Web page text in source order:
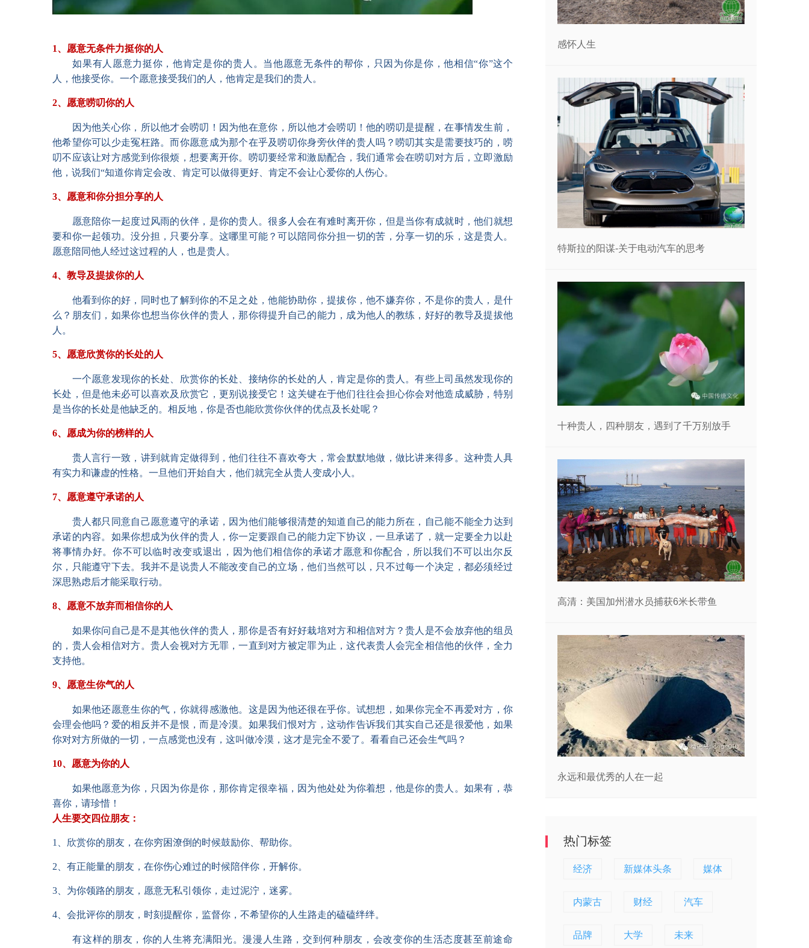
1、愿意无条件力挺你的人
如果有人愿意力挺你，他肯定是你的贵人。当他愿意无条件的帮你，只因为你是你，他相信“你”这个
人，他接受你。一个愿意接受我们的人，他肯定是我们的贵人。
2、愿意唠叨你的人
因为他关心你，所以他才会唠叨！因为他在意你，所以他才会唠叨！他的唠叨是提醒，在事情发生前，
他希望你可以少走冤枉路。而你愿意成为那个在乎及唠叨你身旁伙伴的贵人吗？唠叨其实是需要技巧的，唠
叨不应该让对方感觉到你很烦，想要离开你。唠叨要经常和激励配合，我们通常会在唠叨对方后，立即激励
他，说我们“知道你肯定会改、肯定可以做得更好、肯定不会让心爱你的人伤心。
3、愿意和你分担分享的人
愿意陪你一起度过风雨的伙伴，是你的贵人。很多人会在有难时离开你，但是当你有成就时，他们就想
要和你一起领功。没分担，只要分享。这哪里可能？可以陪同你分担一切的苦，分享一切的乐，这是贵人。
愿意陪同他人经过这过程的人，也是贵人。
4、教导及提拔你的人
他看到你的好，同时也了解到你的不足之处，他能协助你，提拔你，他不嫌弃你，不是你的贵人，是什
么？朋友们，如果你也想当你伙伴的贵人，那你得提升自己的能力，成为他人的教练，好好的教导及提拔他
人。
5、愿意欣赏你的长处的人
一个愿意发现你的长处、欣赏你的长处、接纳你的长处的人，肯定是你的贵人。有些上司虽然发现你的
长处，但是他未必可以喜欢及欣赏它，更别说接受它！这关键在于他们往往会担心你会对他造成威胁，特别
是当你的长处是他缺乏的。相反地，你是否也能欣赏你伙伴的优点及长处呢？
6、愿成为你的榜样的人
贵人言行一致，讲到就肯定做得到，他们往往不喜欢夸大，常会默默地做，做比讲来得多。这种贵人具
有实力和谦虚的性格。一旦他们开始自大，他们就完全从贵人变成小人。
7、愿意遵守承诺的人
贵人都只同意自己愿意遵守的承诺，因为他们能够很清楚的知道自己的能力所在，自己能不能全力达到
承诺的内容。如果你想成为伙伴的贵人，你一定要跟自己的能力定下协议，一旦承诺了，就一定要全力以赴
将事情办好。你不可以临时改变或退出，因为他们相信你的承诺才愿意和你配合，所以我们不可以出尔反
尔，只能遵守下去。我并不是说贵人不能改变自己的立场，他们当然可以，只不过每一个决定，都必须经过
深思熟虑后才能采取行动。
8、愿意不放弃而相信你的人
如果你问自己是不是其他伙伴的贵人，那你是否有好好栽培对方和相信对方？贵人是不会放弃他的组员
的，贵人会相信对方。贵人会视对方无罪，一直到对方被定罪为止，这代表贵人会完全相信他的伙伴，全力
支持他。
9、愿意生你气的人
如果他还愿意生你的气，你就得感激他。这是因为他还很在乎你。试想想，如果你完全不再爱对方，你
会理会他吗？爱的相反并不是恨，而是冷漠。如果我们恨对方，这动作告诉我们其实自己还是很爱他，如果
你对对方所做的一切，一点感觉也没有，这叫做冷漠，这才是完全不爱了。看看自己还会生气吗？
10、愿意为你的人
如果他愿意为你，只因为你是你，那你肯定很幸福，因为他处处为你着想，他是你的贵人。如果有，恭
喜你，请珍惜！
人生要交四位朋友：
1、欣赏你的朋友，在你穷困潦倒的时候鼓励你、帮助你。
2、有正能量的朋友，在你伤心难过的时候陪伴你，开解你。
3、为你领路的朋友，愿意无私引领你，走过泥泞，迷雾。
4、会批评你的朋友，时刻提醒你，监督你，不希望你的人生路走的磕磕绊绊。
有这样的朋友，你的人生将充满阳光。漫漫人生路，交到何种朋友，会改变你的生活态度甚至前途命
感怀人生
特斯拉的阳谋-关于电动汽车的思考
十种贵人，四种朋友，遇到了千万别放手
高清：美国加州潜水员捕获6米长带鱼
永远和最优秀的人在一起
热门标签
经济 新媒体头条 媒体
内蒙古 财经 汽车
品牌 大学 未来